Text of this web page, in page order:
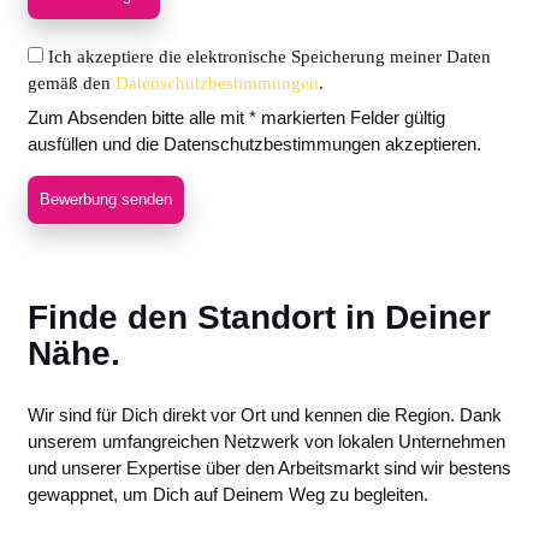
Ich akzeptiere die elektronische Speicherung meiner Daten
gemäß den Datenschutzbestimmungen.
Zum Absenden bitte alle mit * markierten Felder gültig
ausfüllen und die Datenschutzbestimmungen akzeptieren.
Bewerbung senden
Finde den Standort in Deiner
Nähe.
Wir sind für Dich direkt vor Ort und kennen die Region. Dank
unserem umfangreichen Netzwerk von lokalen Unternehmen
und unserer Expertise über den Arbeitsmarkt sind wir bestens
gewappnet, um Dich auf Deinem Weg zu begleiten.